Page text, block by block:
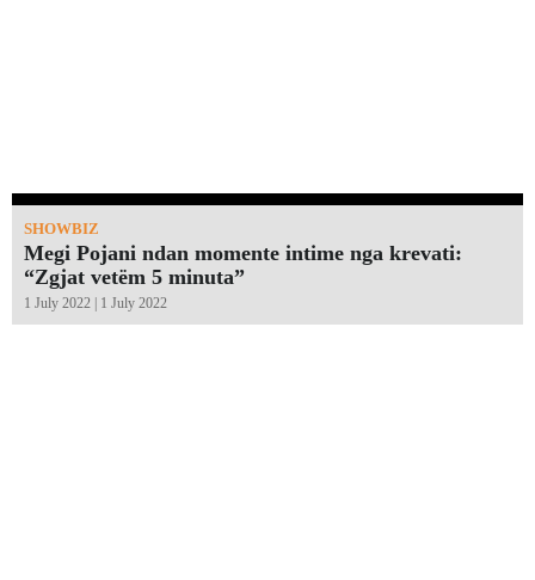
SHOWBIZ
Megi Pojani ndan momente intime nga krevati:
“Zgjat vetëm 5 minuta”￼
1 July 2022 | 1 July 2022